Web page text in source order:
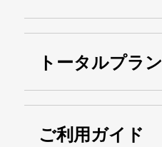
トータルプラン
ご利用ガイド